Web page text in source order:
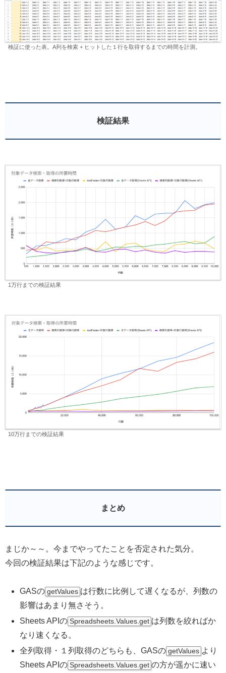
検証に使った表。A列を検索 + ヒットした１行を取得するまでの時間を計測。
検証結果
1万行までの検証結果
10万行までの検証結果
まとめ
まじか～～。今までやってたことを否定された気分。
今回の検証結果は下記のような感じです。
GASの getValues は行数に比例して遅くなるが、列数の
影響はあまり無さそう。
Sheets APIの Spreadsheets.Values.get は列数を絞ればか
なり速くなる。
全列取得・１列取得のどちらも、GASの getValues より
Sheets APIの Spreadsheets.Values.get の方が遥かに速い